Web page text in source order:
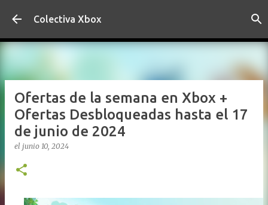
Ir al contenido principal
Colectiva Xbox
Ofertas de la semana en Xbox +
Ofertas Desbloqueadas hasta el 17
de junio de 2024
el junio 10, 2024